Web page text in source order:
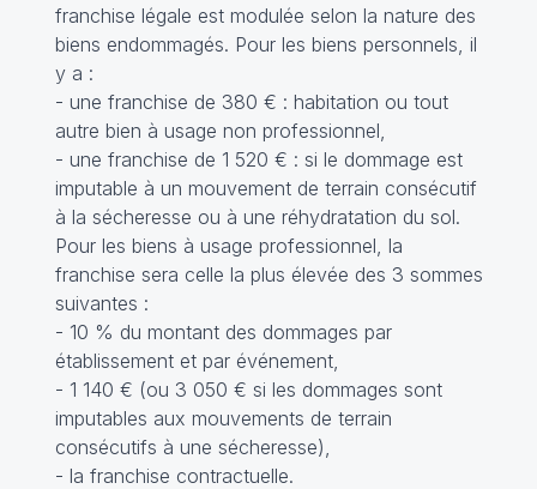
franchise légale est modulée selon la nature des
biens endommagés. Pour les biens personnels, il
y a :
- une franchise de 380 € : habitation ou tout
autre bien à usage non professionnel,
- une franchise de 1 520 € : si le dommage est
imputable à un mouvement de terrain consécutif
à la sécheresse ou à une réhydratation du sol.
Pour les biens à usage professionnel, la
franchise sera celle la plus élevée des 3 sommes
suivantes :
- 10 % du montant des dommages par
établissement et par événement,
- 1 140 € (ou 3 050 € si les dommages sont
imputables aux mouvements de terrain
consécutifs à une sécheresse),
- la franchise contractuelle.